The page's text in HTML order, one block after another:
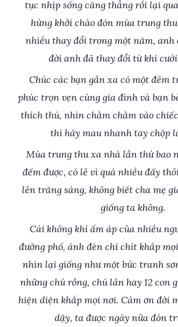
tục nhịp sống căng thẳng rồi lại
hứng khởi chào đón mùa trung
nhiều thay đổi trong một năm, anh
đời anh đã thay đổi từ khi cưới
Chúc các bạn gần xa có một đêm
phúc trọn vẹn cùng gia đình và bạn
thích thú, nhìn chằm chằm vào
thì hãy mau nhanh tay chộp
Mùa trung thu xa nhà lần thứ bao
đếm được, có lẽ vì quá nhiều đấy
lên trăng sáng, không biết cha mẹ
giống ta không.
Cái không khí ấm áp của nhiều
đường phố, ánh đèn chi chít khắp
nhìn lại giống như một bức tranh
những chú rồng, chú lân hay 12 con
hiện diện khắp mọi nơi. Cám ơn đời
dậy, ta được ngày nữa đón